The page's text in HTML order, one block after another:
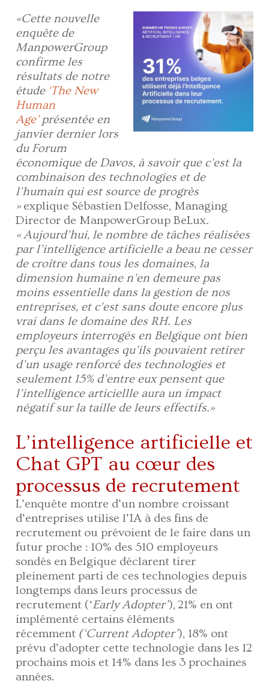
«Cette nouvelle
enquête de
ManpowerGroup
confirme les
résultats de notre
étude ‘The New
Human
Age’présentée en
janvier dernier lors
du Forum
économique de Davos, à savoir que c’est la
combinaison des technologies et de
l’humain qui est source de progrès
» explique Sébastien Delfosse, Managing
Director de ManpowerGroup BeLux.
« Aujourd’hui, le nombre de tâches réalisées
par l’intelligence artificielle a beau ne cesser
de croître dans tous les domaines, la
dimension humaine n’en demeure pas
moins essentielle dans la gestion de nos
entreprises, et c’est sans doute encore plus
vrai dans le domaine des RH. Les
employeurs interrogés en Belgique ont bien
perçu les avantages qu’ils pouvaient retirer
d’un usage renforcé des technologies et
seulement 15% d’entre eux pensent que
l’intelligence articiellle aura un impact
négatif sur la taille de leurs effectifs.»
L’intelligence artificielle et
Chat GPT au cœur des
processus de recrutement
L’enquête montre d’un nombre croissant
d’entreprises utilise l’IA à des fins de
recrutement ou prévoient de le faire dans un
futur proche : 10% des 510 employeurs
sondés en Belgique déclarent tirer
pleinement parti de ces technologies depuis
longtemps dans leurs processus de
recrutement (‘Early Adopter’), 21% en ont
implémenté certains éléments
récemment (‘Current Adopter’), 18% ont
prévu d’adopter cette technologie dans les 12
prochains mois et 14% dans les 3 prochaines
années.